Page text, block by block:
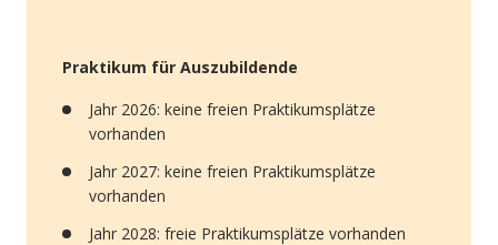
Praktikum für Auszubildende
Jahr 2026: keine freien Praktikumsplätze
vorhanden
Jahr 2027: keine freien Praktikumsplätze
vorhanden
Jahr 2028: freie Praktikumsplätze vorhanden